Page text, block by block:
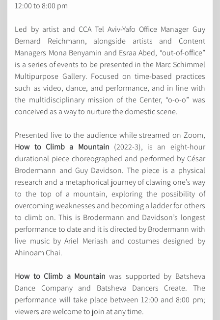
12:00 to 8:00 pm
Led by artist and CCA Tel Aviv-Yafo Office Manager Guy
Bernard Reichmann, alongside artists and Content
Managers Mona Benyamin and Esraa Abed, “out-of-office”
is a series of events to be presented in the Marc Schimmel
Multipurpose Gallery. Focused on time-based practices
such as video, dance, and performance, and in line with
the multidisciplinary mission of the Center, “o-o-o” was
conceived as a way to nurture the domestic scene.
Presented live to the audience while streamed on Zoom,
How to Climb a Mountain (2022-3), is an eight-hour
durational piece choreographed and performed by César
Brodermann and Guy Davidson. The piece is a physical
research and a metaphorical journey of clawing one’s way
to the top of a mountain, exploring the possibility of
overcoming weaknesses and becoming a ladder for others
to climb on. This is Brodermann and Davidson’s longest
performance to date and it is directed by Brodermann with
live music by Ariel Meriash and costumes designed by
Ahinoam Chai.
How to Climb a Mountain was supported by Batsheva
Dance Company and Batsheva Dancers Create. The
performance will take place between 12:00 and 8:00 pm;
viewers are welcome to join at any time.